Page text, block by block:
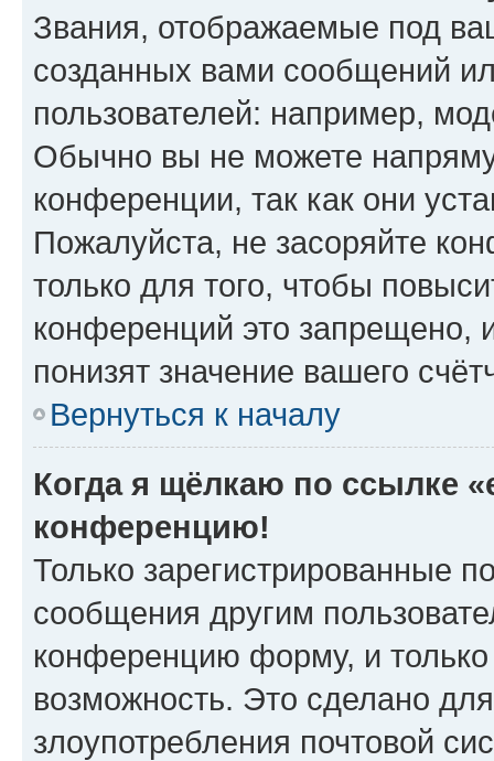
Звания, отображаемые под
созданных вами сообщений
пользователей: например,
Обычно вы не можете
конференции, так как они
Пожалуйста, не засоряйте
только для того, чтобы
конференций это запрещено,
понизят значение вашего
Вернуться к началу
Когда я щёлкаю по ссылке
конференцию!
Только зарегистрированные
сообщения другим
конференцию форму, и
возможность. Это сделано
злоупотребления почтовой